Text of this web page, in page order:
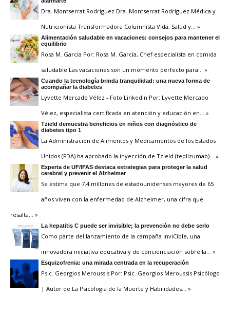
Dra. Montserrat Rodríguez Dra. Montserrat Rodríguez Médica y
Nutricionista Transformadora Columnista Vida, Salud y … »
Alimentación saludable en vacaciones: consejos para mantener el
equilibrio
Rosa M. Garcia Por: Rosa M. García, Chef especialista en comida
saludable Las vacaciones son un momento perfecto para … »
Cuando la tecnología brinda tranquilidad: una nueva forma de
acompañar la diabetes
Lyvette Mercado Vélez - Foto LinkedIn Por: Lyvette Mercado
Vélez, especialista certificada en atención y educación en … »
Tzield demuestra beneficios en niños con diagnóstico de
diabetes tipo 1
La Administración de Alimentos y Medicamentos de los Estados
Unidos (FDA) ha aprobado la inyección de Tzield (teplizumab) … »
Experta de UF/IFAS destaca estrategias para proteger la salud
cerebral y prevenir el Alzheimer
Se estima que 7.4 millones de estadounidenses mayores de 65
años viven con la enfermedad de Alzheimer, una cifra que
resalta … »
La hepatitis C puede ser invisible; la prevención no debe serlo
Como parte del lanzamiento de la campaña InviCible, una
innovadora iniciativa educativa y de concienciación sobre la … »
Esquizofrenia: una mirada centrada en la recuperación
Psic. Georgios Meroussis Por: Psic. Georgios Meroussis Psicólogo
| Autor de La Psicología de la Muerte y Habilidades … »